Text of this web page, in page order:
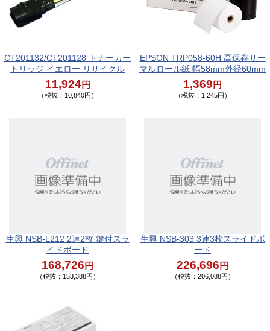
CT201132/CT201128 トナーカー
トリッジ イエロー リサイクル
11,924円
（税抜：10,840円）
EPSON TRP058-60H 高保存サー
マルロール紙 幅58mm外径60mm
1,369 円
（税抜：1,245円）
生興 NSB-L212 2連2枚 鍵付スラ
イドボード
168,726 円
（税抜：153,388円）
生興 NSB-303 3連3枚スライドボ
ード
226,696 円
（税抜：206,088円）